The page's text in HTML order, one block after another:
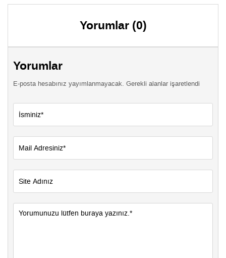
Yorumlar (0)
Yorumlar
E-posta hesabınız yayımlanmayacak. Gerekli alanlar işaretlendi